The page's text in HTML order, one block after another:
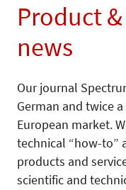
Product
news
Our journal
German and twice
European market.
technical “how-to”
products and
scientific and